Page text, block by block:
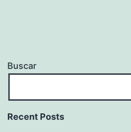
Buscar
Recent Posts